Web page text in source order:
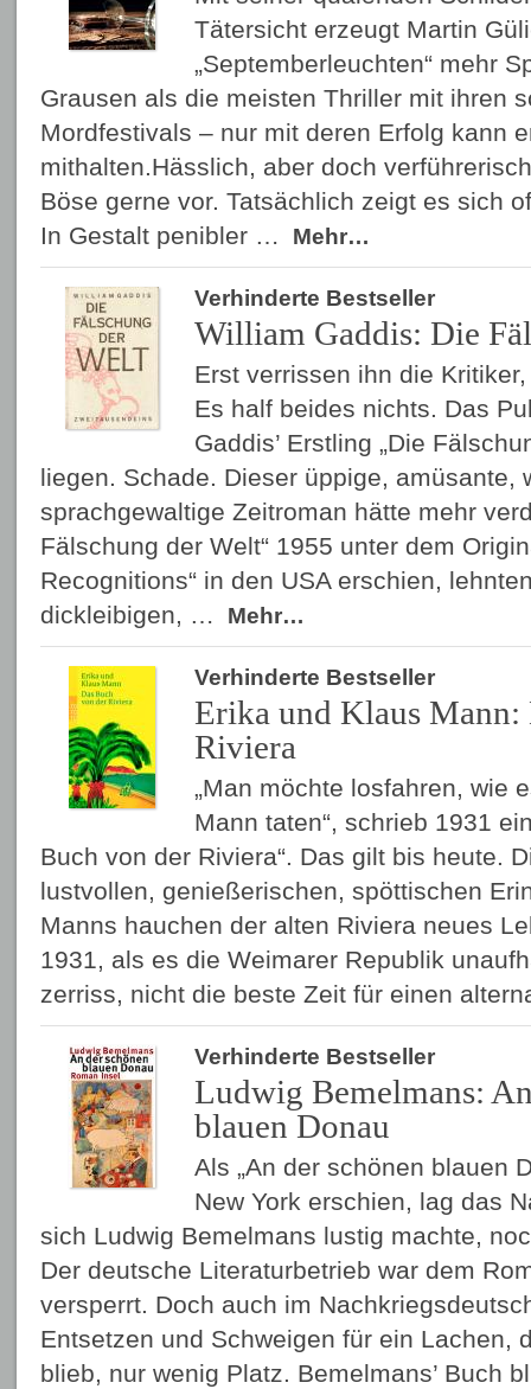
Tätersicht erzeugt Martin
„Septemberleuchten“ mehr
Grausen als die meisten Thriller mit ihren
Mordfestivals – nur mit deren Erfolg kann
mithalten.Hässlich, aber doch
Böse gerne vor. Tatsächlich zeigt es sich
In Gestalt penibler …
Mehr…
Verhinderte Bestseller
William Gaddis: Die
Erst verrissen ihn die
Es half beides nichts. Das
Gaddis’ Erstling „Die
liegen. Schade. Dieser üppige, amüsante,
sprachgewaltige Zeitroman hätte mehr
Fälschung der Welt“ 1955 unter dem
Recognitions“ in den USA erschien,
dickleibigen, …
Mehr…
Verhinderte Bestseller
Erika und Klaus Mann:
Riviera
„Man möchte losfahren, wie
Mann taten“, schrieb 1931
Buch von der Riviera“. Das gilt bis heute.
lustvollen, genießerischen, spöttischen
Manns hauchen der alten Riviera neues
1931, als es die Weimarer Republik
zerriss, nicht die beste Zeit für einen
Verhinderte Bestseller
Ludwig Bemelmans:
blauen Donau
Als „An der schönen blauen
New York erschien, lag das
sich Ludwig Bemelmans lustig machte,
Der deutsche Literaturbetrieb war dem
versperrt. Doch auch im
Entsetzen und Schweigen für ein Lachen,
blieb, nur wenig Platz. Bemelmans’ Buch